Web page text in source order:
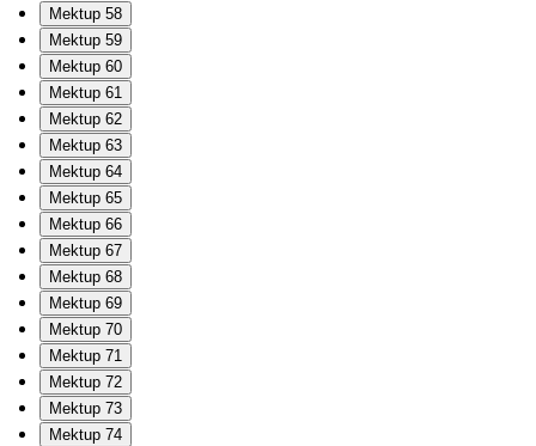
Mektup 58
Mektup 59
Mektup 60
Mektup 61
Mektup 62
Mektup 63
Mektup 64
Mektup 65
Mektup 66
Mektup 67
Mektup 68
Mektup 69
Mektup 70
Mektup 71
Mektup 72
Mektup 73
Mektup 74